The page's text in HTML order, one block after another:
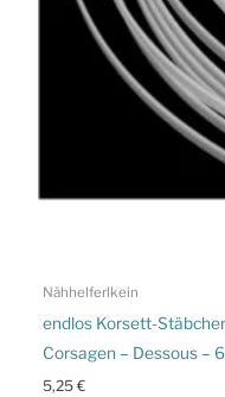
Nähhelferlkein
endlos Korsett-
Corsagen – Dessous –
5,25€